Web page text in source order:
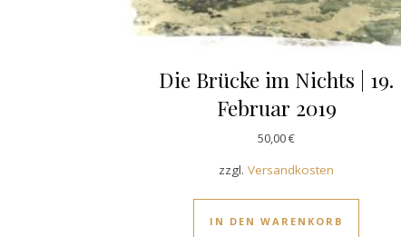
Die Brücke im Nichts | 19.
Februar 2019
50,00€
zzgl.Versandkosten
IN DEN WARENKORB